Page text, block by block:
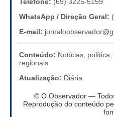
Telefone: (69) 3225-5159
WhatsApp / Direção Geral:
E-mail:
Conteúdo: Notícias,
regionais
Atualização: Diária
© O Observador —
Reprodução do conteúdo